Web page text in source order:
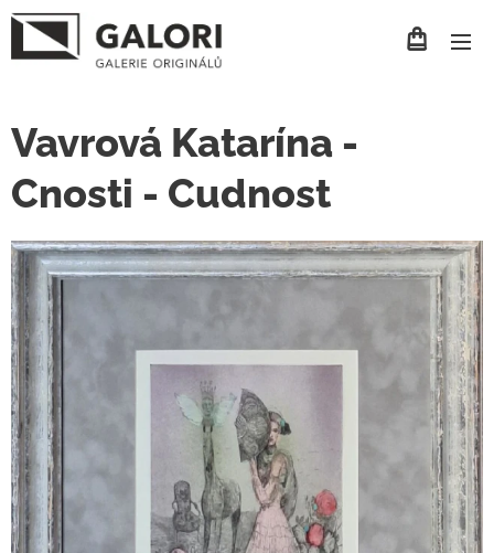
Vavrová Katarína -
Cnosti - Cudnost